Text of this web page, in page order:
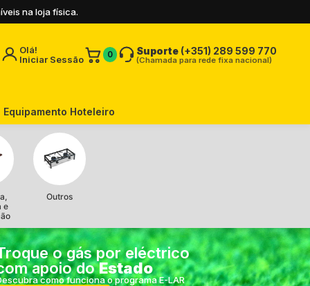
na loja física.
Olá!
Iniciar Sessão
0 Suporte (+351) 289 599 770
(Chamada para rede fixa nacional)
Equipamento Hoteleiro
e
Outros
o gás por eléctrico
apoio doEstado
como funciona o programa E-LAR